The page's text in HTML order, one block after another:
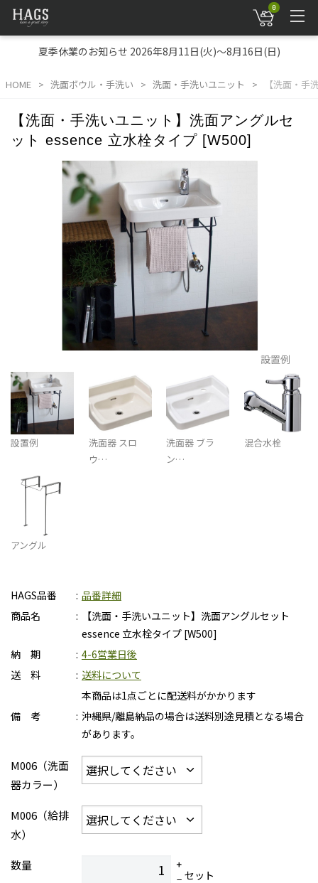
0
夏季休業のお知らせ 2026年8月11日(火)～8月16日(日)
HOME 洗面ボウル・手洗い 洗面・手洗いユニット 【洗面・
【洗面・手洗いユニット】洗面アングルセ
ット essence 立水栓タイプ [W500]
設置例
設置例
洗面器 スロ
ウ…
洗面器 ブラ
ン…
混合水栓
アングル
HAGS品番
品番詳細
商品名
【洗面・手洗いユニット】洗面アングルセット
essence 立水栓タイプ [W500]
納 期
4-6営業日後
送 料
送料について
本商品は1点ごとに配送料がかかります
備 考
沖縄県/離島納品の場合は送料別途見積となる場合
があります。
M006（洗面
器カラー）
M006（給排
水）
数量
セット